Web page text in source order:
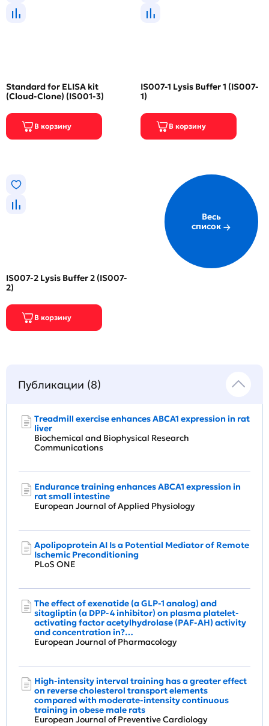
Standard for ELISA kit
(Cloud-Clone) (IS001-3)
IS007-1 Lysis Buffer 1 (IS007-
1)
IS007-2 Lysis Buffer 2 (IS007-
2)
Весь
список
Публикации (8)
Treadmill exercise enhances ABCA1 expression in rat
liver
Biochemical and Biophysical Research
Communications
Endurance training enhances ABCA1 expression in
rat small intestine
European Journal of Applied Physiology
Apolipoprotein AI Is a Potential Mediator of Remote
Ischemic Preconditioning
PLoS ONE
The effect of exenatide (a GLP-1 analog) and
sitagliptin (a DPP-4 inhibitor) on plasma platelet-
activating factor acetylhydrolase (PAF-AH) activity
and concentration in?…
European Journal of Pharmacology
High-intensity interval training has a greater effect
on reverse cholesterol transport elements
compared with moderate-intensity continuous
training in obese male rats
European Journal of Preventive Cardiology